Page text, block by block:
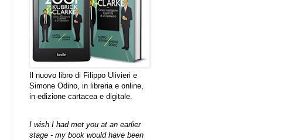
Il nuovo libro di Filippo Ulivieri e
Simone Odino, in libreria e online,
in edizione cartacea e digitale.
I wish I had met you at an earlier
stage - my book would have been